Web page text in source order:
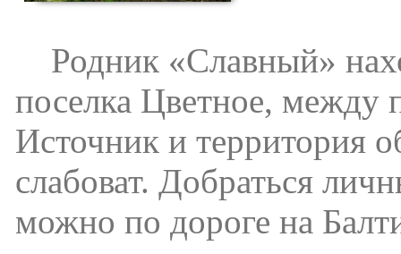
Родник «Славный»
поселка Цветное, между
Источник и территория
слабоват. Добраться
можно по дороге на